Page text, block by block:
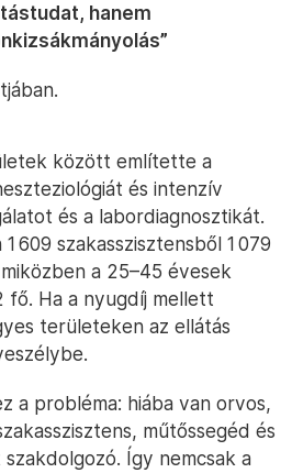
hanem
között említette a
és intenzív
és a labordiagnosztikát.
609 szakasszisztensből 1 079
a 25–45 évesek
fő. Ha a nyugdíj mellett
területeken az ellátás
a probléma: hiába van orvos,
műtőssegéd és
Így nemcsak a